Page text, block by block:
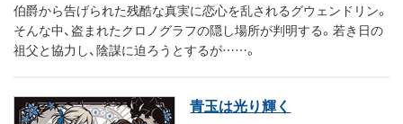
伯爵から告げられた残酷な真実に恋心を乱されるグウェンドリン。
そんな中、盗まれたクロノグラフの隠し場所が判明する。若き日の
祖父と協力し、陰謀に迫ろうとするが……。
青玉は光り輝く